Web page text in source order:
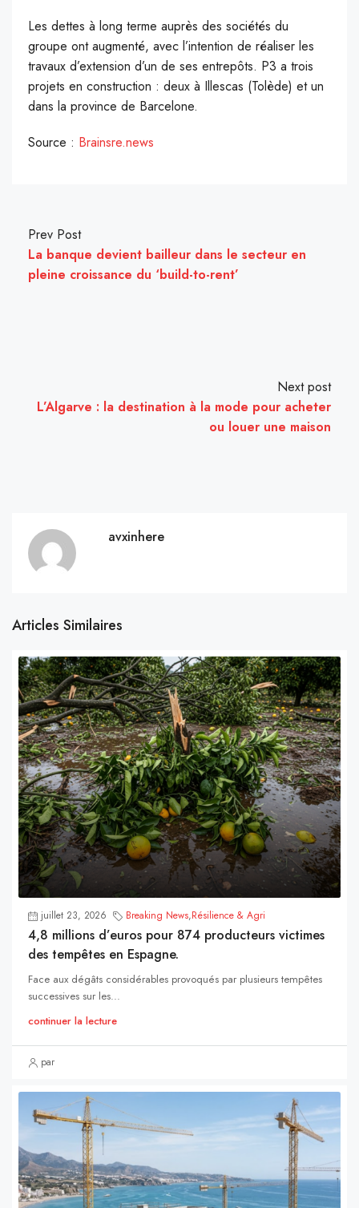
Les dettes à long terme auprès des sociétés du
groupe ont augmenté, avec l’intention de réaliser les
travaux d’extension d’un de ses entrepôts. P3 a trois
projets en construction : deux à Illescas (Tolède) et un
dans la province de Barcelone.
Source : Brainsre.news
Prev Post
La banque devient bailleur dans le secteur en
pleine croissance du ‘build-to-rent’
Next post
L’Algarve : la destination à la mode pour acheter
ou louer une maison
avxinhere
Articles Similaires
juillet 23, 2026 Breaking News,Résilience & Agri
4,8 millions d’euros pour 874 producteurs victimes
des tempêtes en Espagne.
Face aux dégâts considérables provoqués par plusieurs tempêtes
successives sur les...
continuer la lecture
par